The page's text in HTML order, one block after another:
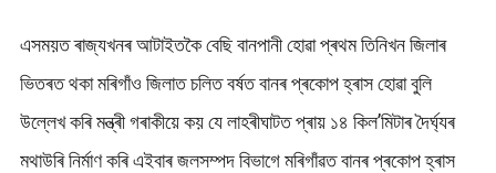
এসময়ত ৰাজ্যখনৰ আটাইতকৈ বেছি বানপানী হোৱা প্ৰথম তিনিখন জিলাৰ
ভিতৰত থকা মৰিগাঁও জিলাত চলিত বৰ্ষত বানৰ প্ৰকোপ হ্ৰাস হোৱা বুলি
উল্লেখ কৰি মন্ত্ৰী গৰাকীয়ে কয় যে লাহৰীঘাটত প্ৰায় ১৪ কিল’মিটাৰ দৈৰ্ঘ্যৰ
মথাউৰি নিৰ্মাণ কৰি এইবাৰ জলসম্পদ বিভাগে মৰিগাঁৱত বানৰ প্ৰকোপ হ্ৰাস